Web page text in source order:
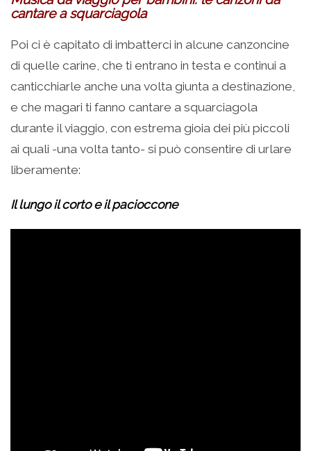
cantare a squarciagola
Poi ci è capitato di imbatterci in alcune canzoncine
di quelle carine, che ti entrano in testa e continui a
canticchiarle anche una volta giunta a destinazione,
e che magari ti fanno cantare a squarciagola
durante il viaggio, con estrema gioia dei più piccoli
ai quali -una volta tanto- si può consentire di urlare
liberamente:
Il lungo il corto e il pacioccone